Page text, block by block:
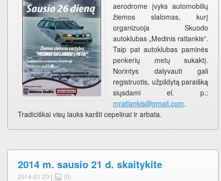
aerodrome įvyks automobilių
žiemos slalomas, kurį
organizuoja Skuodo
autoklubas „Medinis ratlankis“.
Taip pat autoklubas paminės
penkerių metų sukaktį.
Norintys dalyvauti gali
registruotis, užpildytą paraišką
siųsdami el. p.:
mratlankis@gmail.com.
Tradiciškai visų lauks karšti cepelinai ir arbata.
2014 m. sausio 21 d. skaitykite
2014-01-20 | (0)